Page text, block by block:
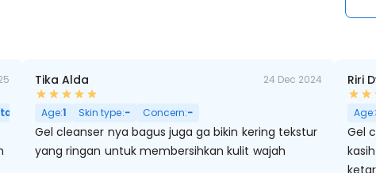
Pori Besar
Tika Alda 24 Dec 2024
Age:1 Skin type:- Concern:-
Gel cleanser nya bagus juga ga bikin kering tekstur
yang ringan untuk membersihkan kulit wajah
Riri
Age:
Gel